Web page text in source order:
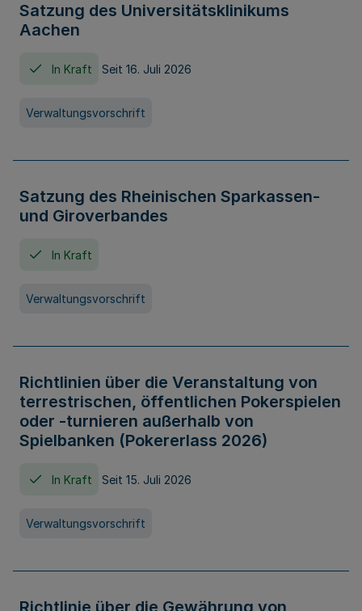
Satzung des Universitätsklinikums
Aachen
In Kraft Seit 16. Juli 2026
Verwaltungsvorschrift
Satzung des Rheinischen Sparkassen-
und Giroverbandes
In Kraft
Verwaltungsvorschrift
Richtlinien über die Veranstaltung von
terrestrischen, öffentlichen Pokerspielen
oder -turnieren außerhalb von
Spielbanken (Pokererlass 2026)
In Kraft Seit 15. Juli 2026
Verwaltungsvorschrift
Richtlinie über die Gewährung von